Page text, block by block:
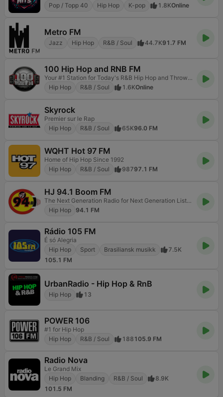
Pop / Topp 40
Hip Hop K-pop 1.8KOnline
Metro FM
Jazz Hip Hop R&B / Soul 44.7K91.7 FM
100 Hip Hop and RNB FM
Your #1 Station for Today's R&B Hip Hop and Throwbacks
Hip Hop
R&B / Soul 1.6KOnline
Skyrock
Premier sur le Rap
Hip Hop
R&B / Soul 65K96.0 FM
WQHT Hot 97 FM
Home of Hip Hop Since 1992
Hip Hop
R&B / Soul 98797.1 FM
HJ 94.1 Boom FM
The Next Generation Radio for Next Generation Listeners!
Hip Hop
94.1 FM
Rádio 105 FM
É só Alegria
Hip Hop
Sport Brasiliansk musikk
7.5K
105.1 FM
UrbanRadio - Hip Hop & RnB
Hip Hop 13
POWER 106
#1 for Hip Hop
Hip Hop
R&B / Soul 188 105.9 FM
Radio Nova
Le Grand Mix
Hip Hop
Blanding R&B / Soul
8.9K
101.5 FM